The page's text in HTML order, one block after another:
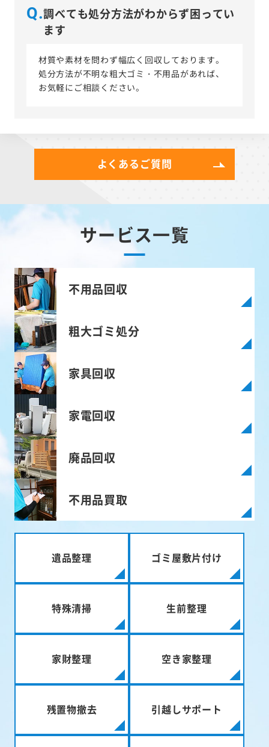
Q.調べても処分方法がわからず困ってい
ます
材質や素材を問わず幅広く回収しております。
処分方法が不明な粗大ゴミ・不用品があれば、
お気軽にご相談ください。
よくあるご質問
サービス一覧
不用品回収
粗大ゴミ処分
家具回収
家電回収
廃品回収
不用品買取
遺品整理 ゴミ屋敷片付け
特殊清掃 生前整理
家財整理 空き家整理
残置物撤去 引越しサポート